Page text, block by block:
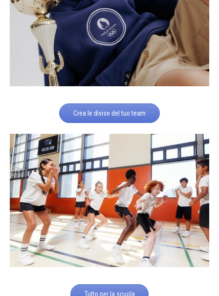
Crea le divise del tuo team
Tutto per la scuola